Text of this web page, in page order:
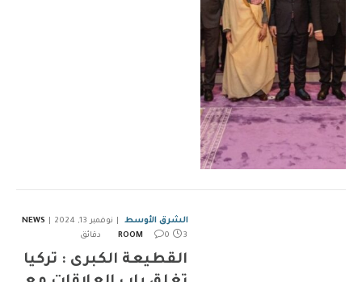
الشرق الأوسط نوفمبر 13, 2024
NEWS
ROOM
0 3 دقائق
القطيعة الكبرى : تركيا